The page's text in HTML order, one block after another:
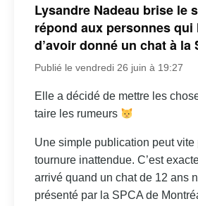
Lysandre Nadeau brise le
répond aux personnes qui
d’avoir donné un chat à la
Publié le vendredi 26 juin à 19:27
Elle a décidé de mettre les
taire les rumeurs
Une simple publication peut vite
tournure inattendue. C’est
arrivé quand un chat de 12 ans
présenté par la SPCA de